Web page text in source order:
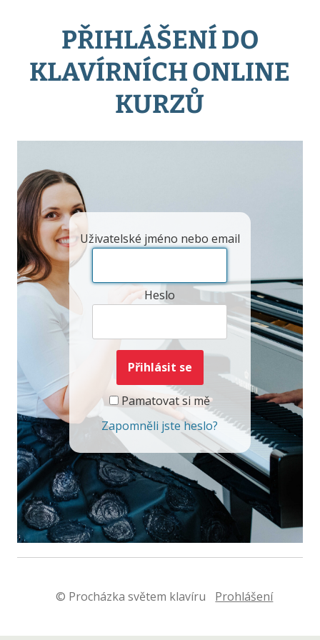
PŘIHLÁŠENÍ DO
KLAVÍRNÍCH ONLINE
KURZŮ
Uživatelské jméno nebo email
Heslo
Pamatovat si mě
Zapomněli jste heslo?
© Procházka světem klavíru Prohlášení